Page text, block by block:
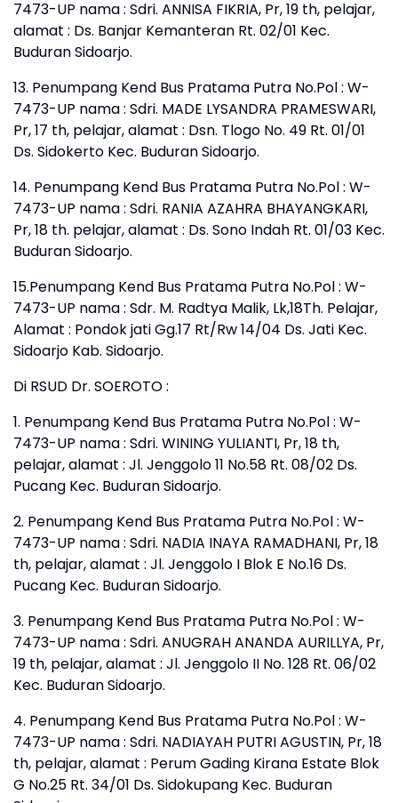
7473-UP nama : Sdri. ANNISA FIKRIA, Pr, 19 th, pelajar,
alamat : Ds. Banjar Kemanteran Rt. 02/01 Kec.
Buduran Sidoarjo.
13. Penumpang Kend Bus Pratama Putra No.Pol : W-
7473-UP nama : Sdri. MADE LYSANDRA PRAMESWARI,
Pr, 17 th, pelajar, alamat : Dsn. Tlogo No. 49 Rt. 01/01
Ds. Sidokerto Kec. Buduran Sidoarjo.
14. Penumpang Kend Bus Pratama Putra No.Pol : W-
7473-UP nama : Sdri. RANIA AZAHRA BHAYANGKARI,
Pr, 18 th. pelajar, alamat : Ds. Sono Indah Rt. 01/03 Kec.
Buduran Sidoarjo.
15.Penumpang Kend Bus Pratama Putra No.Pol : W-
7473-UP nama : Sdr. M. Radtya Malik, Lk,18Th. Pelajar,
Alamat : Pondok jati Gg.17 Rt/Rw 14/04 Ds. Jati Kec.
Sidoarjo Kab. Sidoarjo.
Di RSUD Dr. SOEROTO :
1. Penumpang Kend Bus Pratama Putra No.Pol : W-
7473-UP nama : Sdri. WINING YULIANTI, Pr, 18 th,
pelajar, alamat : Jl. Jenggolo 11 No.58 Rt. 08/02 Ds.
Pucang Kec. Buduran Sidoarjo.
2. Penumpang Kend Bus Pratama Putra No.Pol : W-
7473-UP nama : Sdri. NADIA INAYA RAMADHANI, Pr, 18
th, pelajar, alamat : Jl. Jenggolo I Blok E No.16 Ds.
Pucang Kec. Buduran Sidoarjo.
3. Penumpang Kend Bus Pratama Putra No.Pol : W-
7473-UP nama : Sdri. ANUGRAH ANANDA AURILLYA, Pr,
19 th, pelajar, alamat : Jl. Jenggolo II No. 128 Rt. 06/02
Kec. Buduran Sidoarjo.
4. Penumpang Kend Bus Pratama Putra No.Pol : W-
7473-UP nama : Sdri. NADIAYAH PUTRI AGUSTIN, Pr, 18
th, pelajar, alamat : Perum Gading Kirana Estate Blok
G No.25 Rt. 34/01 Ds. Sidokupang Kec. Buduran